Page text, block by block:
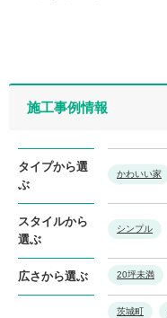
施工事例情報
タイプから選
ぶ
かわいい家
スタイルから
選ぶ
シンプル
広さから選ぶ 20坪未満
茨城町